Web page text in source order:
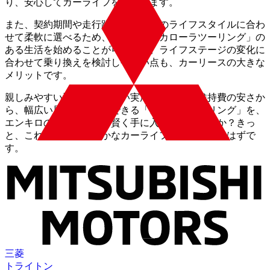
り、安心してカーライフを楽しめます。
また、契約期間や走行距離もあなたのライフスタイルに合わ
せて柔軟に選べるため、無理なく「カローラツーリング」の
ある生活を始めることが可能です。ライフステージの変化に
合わせて乗り換えを検討しやすい点も、カーリースの大きな
メリットです。
親しみやすい運転感覚と高い実用性、そして維持費の安さか
ら、幅広い層におすすめできる「カローラツーリング」を、
エンキロのカーリースで賢く手に入れてみませんか？きっ
と、これまで以上に豊かなカーライフが待っているはずで
す。
三菱
トライトン